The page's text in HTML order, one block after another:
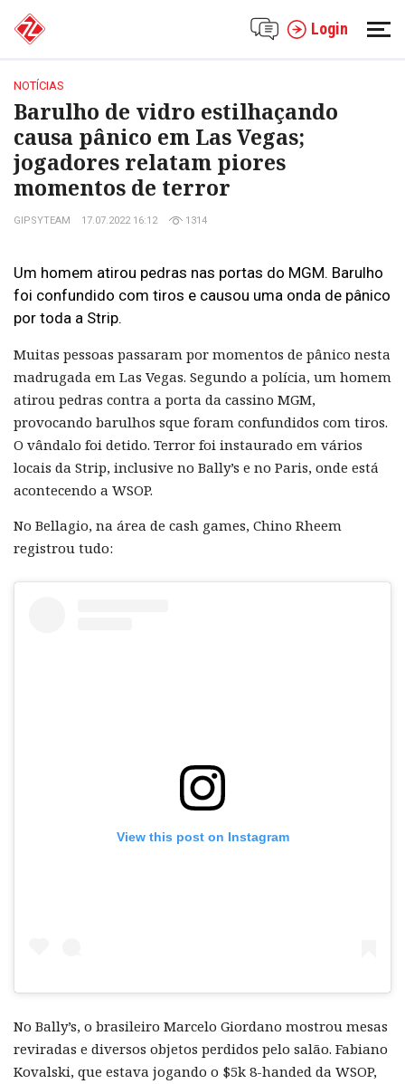
Login
NOTÍCIAS
Barulho de vidro estilhaçando
causa pânico em Las Vegas;
jogadores relatam piores
momentos de terror
GIPSYTEAM 17.07.2022 16:12 1314
Um homem atirou pedras nas portas do MGM. Barulho
foi confundido com tiros e causou uma onda de pânico
por toda a Strip.
Muitas pessoas passaram por momentos de pânico nesta
madrugada em Las Vegas. Segundo a polícia, um homem
atirou pedras contra a porta da cassino MGM,
provocando barulhos sque foram confundidos com tiros.
O vândalo foi detido. Terror foi instaurado em vários
locais da Strip, inclusive no Bally’s e no Paris, onde está
acontecendo a WSOP.
No Bellagio, na área de cash games, Chino Rheem
registrou tudo:
View this post on Instagram
No Bally’s, o brasileiro Marcelo Giordano mostrou mesas
reviradas e diversos objetos perdidos pelo salão. Fabiano
Kovalski, que estava jogando o $5k 8-handed da WSOP,